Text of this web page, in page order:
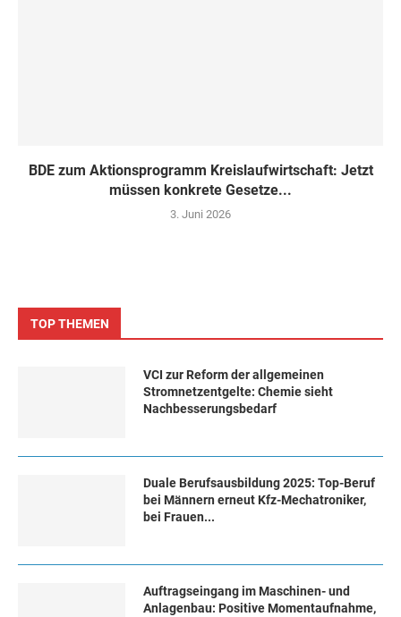
BDE zum Aktionsprogramm Kreislaufwirtschaft: Jetzt
müssen konkrete Gesetze...
3. Juni 2026
TOP THEMEN
VCI zur Reform der allgemeinen
Stromnetzentgelte: Chemie sieht
Nachbesserungsbedarf
Duale Berufsausbildung 2025: Top-Beruf
bei Männern erneut Kfz-Mechatroniker,
bei Frauen...
Auftragseingang im Maschinen- und
Anlagenbau: Positive Momentaufnahme,